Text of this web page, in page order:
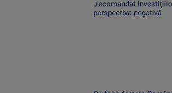
„recomandat
perspectiva negativă